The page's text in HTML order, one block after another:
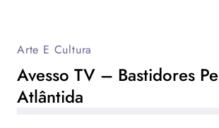
Arte E Cultura
Avesso TV – Bastidores
Atlântida